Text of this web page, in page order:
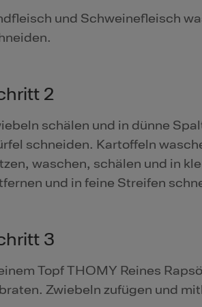
und Schweinefleisch
2
schälen und in dünne
schneiden. Kartoffeln
waschen, schälen und in
und in feine Streifen
3
Topf THOMY Reines
Zwiebeln zufügen und